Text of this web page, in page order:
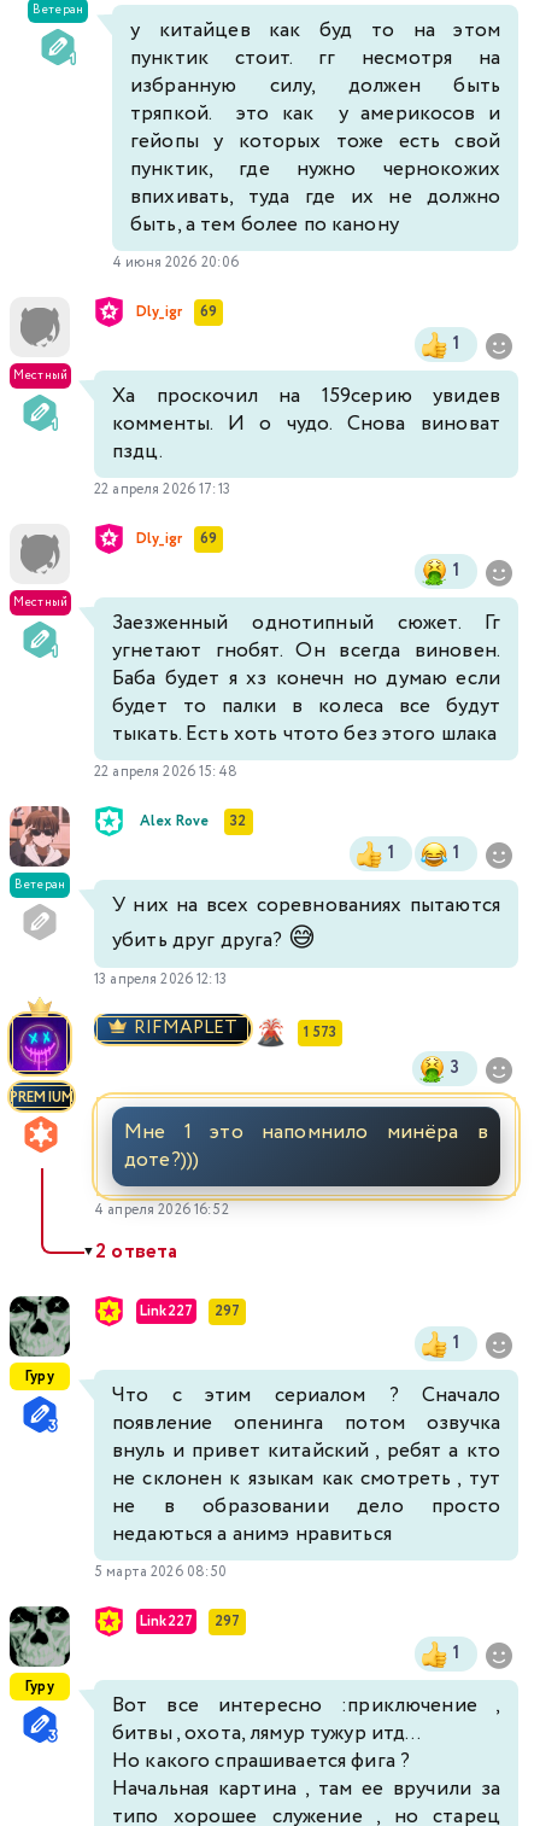
Ветеран
у китайцев как буд то на этом
пунктик стоит. гг несмотря на
избранную силу, должен быть
тряпкой. это как у америкосов и
гейопы у которых тоже есть свой
пунктик, где нужно чернокожих
впихивать, туда где их не должно
быть, а тем более по канону
4 июня 2026 20:06
Местный
Dly_igr 69
1
Ха проскочил на 159серию увидев
комменты. И о чудо. Снова виноват
пздц.
22 апреля 2026 17:13
Местный
Dly_igr 69
1
Заезженный однотипный сюжет. Гг
угнетают гнобят. Он всегда виновен.
Баба будет я хз конечн но думаю если
будет то палки в колеса все будут
тыкать. Есть хоть чтото без этого шлака
22 апреля 2026 15:48
Ветеран
Alex Rove 32
1 1
У них на всех соревнованиях пытаются
убить друг друга? 😅
13 апреля 2026 12:13
PREMIUM
RIFMAPLET 1 573
3
Мне 1 это напомнило минёра в
доте?)))
4 апреля 2026 16:52
▼2 ответа
Гуру
Link227 297
1
Что с этим сериалом ? Сначало
появление опенинга потом озвучка
внуль и привет китайский , ребят а кто
не склонен к языкам как смотреть , тут
не в образовании дело просто
недаються а анимэ нравиться
5 марта 2026 08:50
Гуру
Link227 297
1
Вот все интересно :приключение ,
битвы , охота, лямур тужур итд...
Но какого спрашивается фига ?
Начальная картина , там ее вручили за
типо хорошее служение , но старец